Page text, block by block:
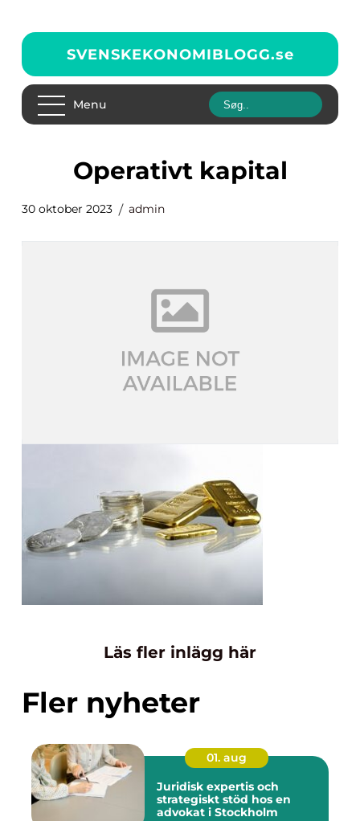
SVENSKEKONOMIBLOGG.se
Menu
operativt kapital
30 oktober 2023 admin
Läs fler inlägg här
Fler nyheter
01. aug
Juridisk expertis och
strategiskt stöd hos en
advokat i Stockholm